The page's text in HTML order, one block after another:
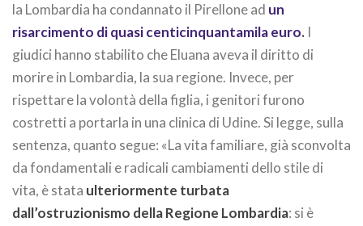
la Lombardia ha condannato il Pirellone ad un
risarcimento di quasi centicinquantamila euro. I
giudici hanno stabilito che Eluana aveva il diritto di
morire in Lombardia, la sua regione. Invece, per
rispettare la volontà della figlia, i genitori furono
costretti a portarla in una clinica di Udine. Si legge, sulla
sentenza, quanto segue: «La vita familiare, già sconvolta
da fondamentali e radicali cambiamenti dello stile di
vita, è stata ulteriormente turbata
dall’ostruzionismo della Regione Lombardia: si è